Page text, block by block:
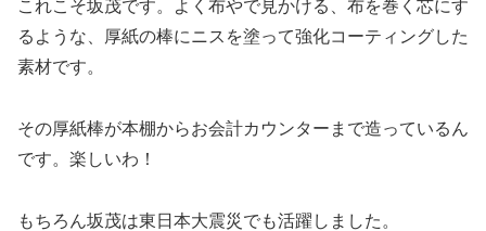
これこそ坂茂です。よく布やで見かける、布を巻く芯にす
るような、厚紙の棒にニスを塗って強化コーティングした
素材です。
その厚紙棒が本棚からお会計カウンターまで造っているん
です。楽しいわ！
もちろん坂茂は東日本大震災でも活躍しました。